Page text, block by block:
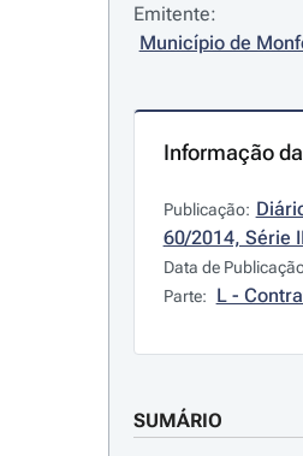
Emitente:
Município de
Informação
Publicação:
60/2014, Série
Data de
Parte: L -
SUMÁRIO